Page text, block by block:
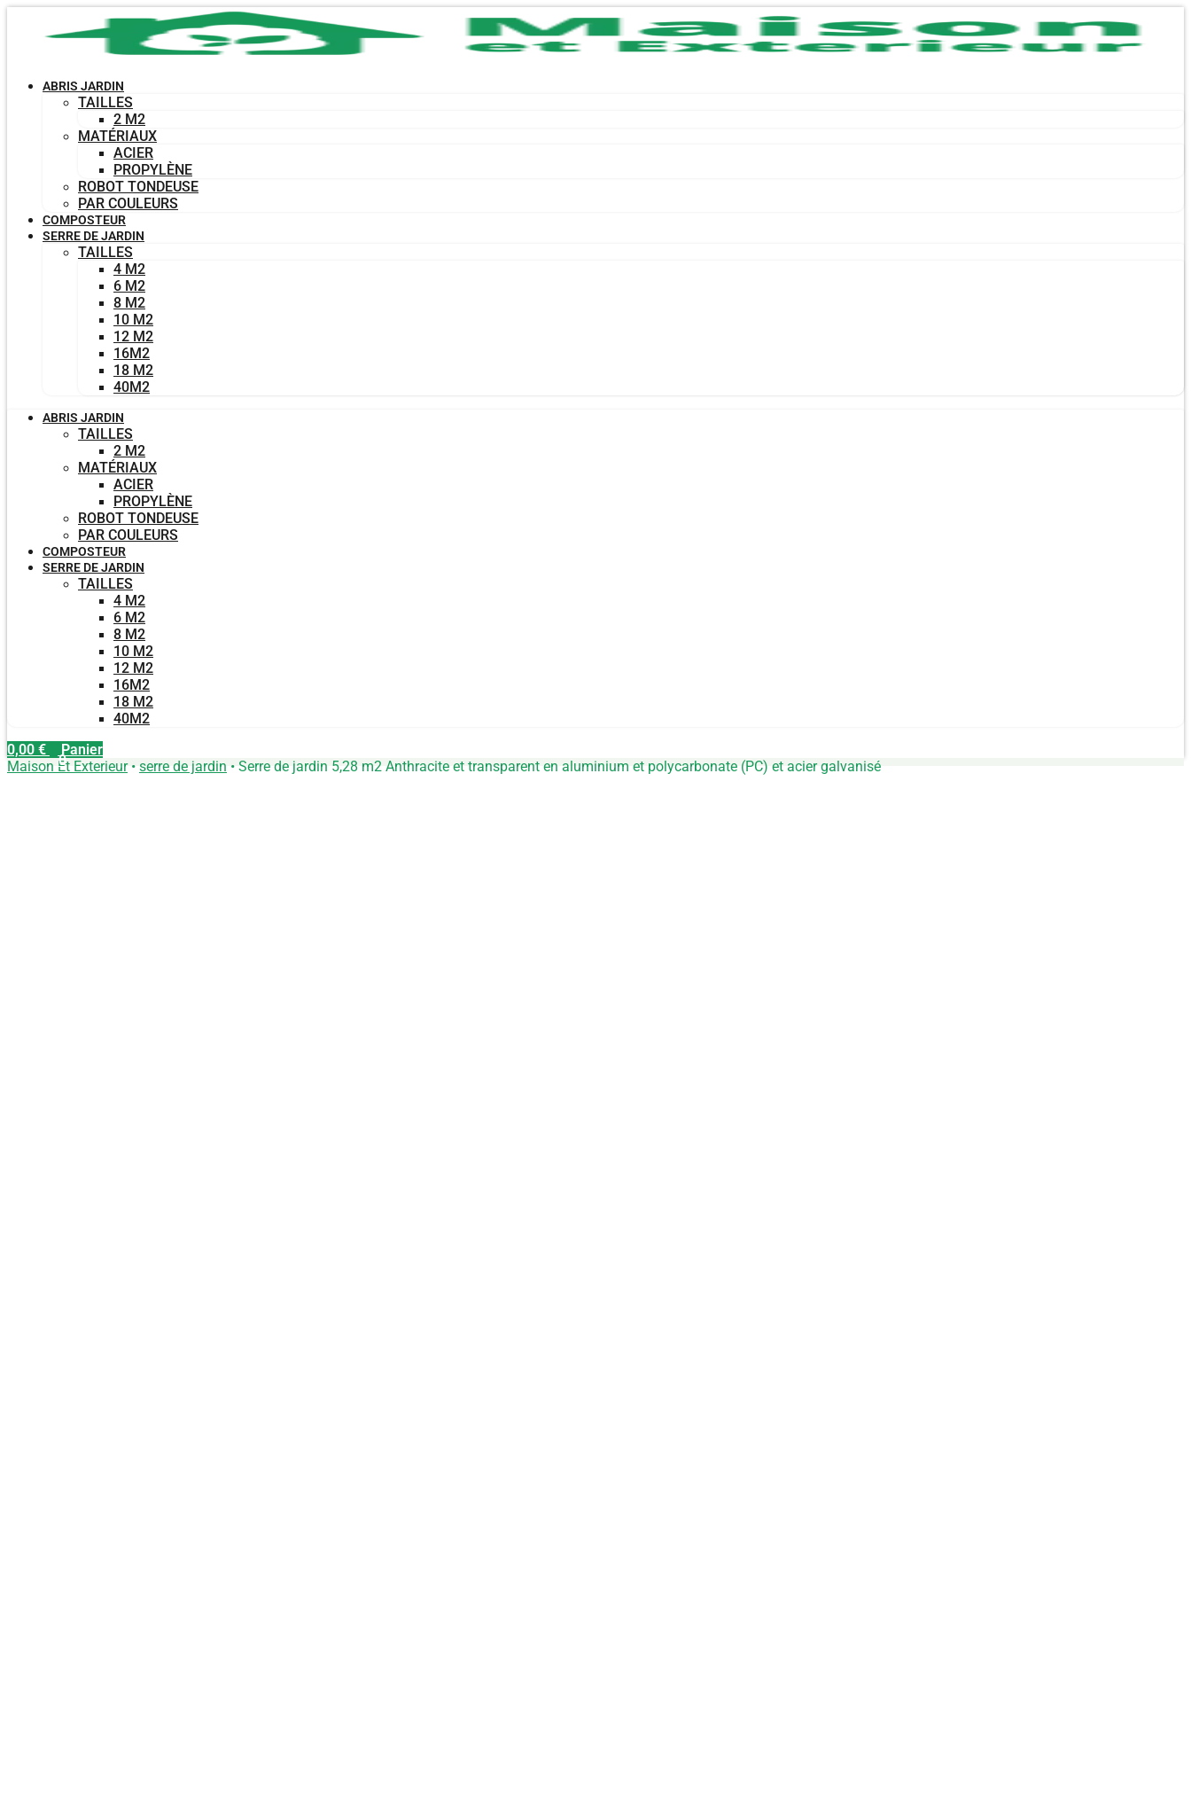
ABRIS JARDIN
TAILLES
2 M2
MATÉRIAUX
ACIER
PROPYLÈNE
ROBOT TONDEUSE
PAR COULEURS
COMPOSTEUR
SERRE DE JARDIN
TAILLES
4 M2
6 M2
8 M2
10 M2
12 M2
16M2
18 M2
40M2
ABRIS JARDIN
TAILLES
2 M2
MATÉRIAUX
ACIER
PROPYLÈNE
ROBOT TONDEUSE
PAR COULEURS
COMPOSTEUR
SERRE DE JARDIN
TAILLES
4 M2
6 M2
8 M2
10 M2
12 M2
16M2
18 M2
40M2
0,00 €
0
Panier
Maison Et Exterieur• serre de jardin • Serre de jardin 5,28 m2 Anthracite et transparent en aluminium et polycarbonate (PC) et acier galvanisé